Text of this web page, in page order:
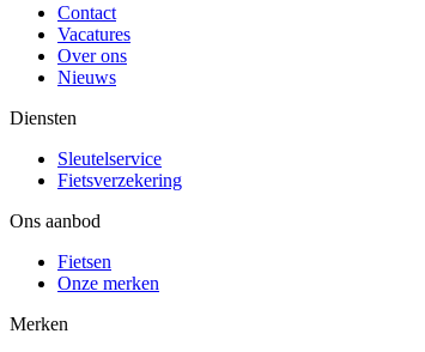
Contact
Vacatures
Over ons
Nieuws
Diensten
Sleutelservice
Fietsverzekering
Ons aanbod
Fietsen
Onze merken
Merken